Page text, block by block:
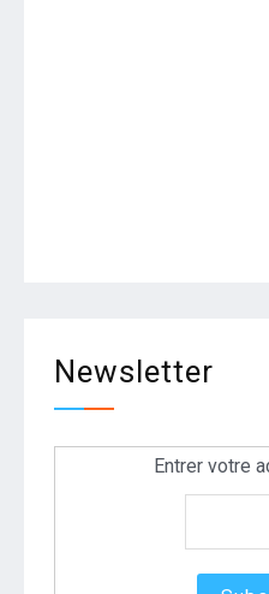
Newsletter
Entrer votre